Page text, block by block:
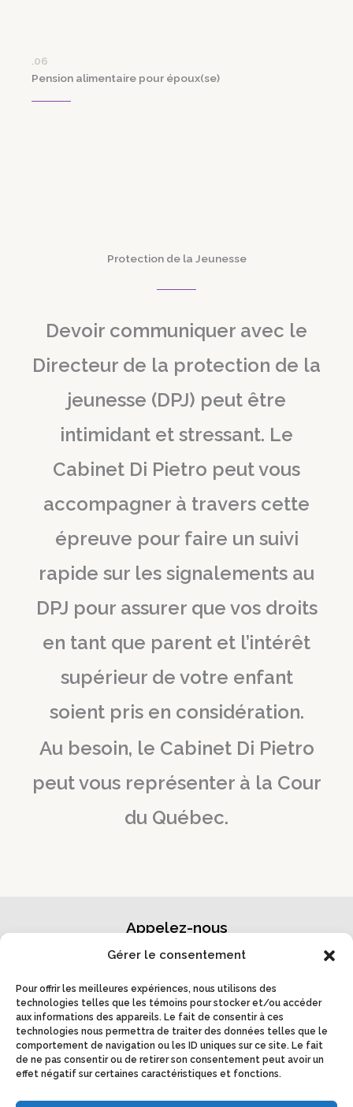
Gérer le consentement
Pour offrir les meilleures expériences, nous utilisons des
technologies telles que les témoins pour stocker et/ou accéder
aux informations des appareils. Le fait de consentir à ces
technologies nous permettra de traiter des données telles que le
comportement de navigation ou les ID uniques sur ce site. Le fait
de ne pas consentir ou de retirer son consentement peut avoir un
effet négatif sur certaines caractéristiques et fonctions.
.06
Pension alimentaire pour époux(se)
Protection de la Jeunesse
Devoir communiquer avec le
Directeur de la protection de la
jeunesse (DPJ) peut être
intimidant et stressant. Le
Cabinet Di Pietro peut vous
accompagner à travers cette
épreuve pour faire un suivi
rapide sur les signalements au
DPJ pour assurer que vos droits
en tant que parent et l’intérêt
supérieur de votre enfant
soient pris en considération.
Au besoin, le Cabinet Di Pietro
peut vous représenter à la Cour
du Québec.
Appelez-nous
514-241-7685
Facebook
LinkedIn
Visitez-nous
5200 boulevard des Laurentides, Bureau #200
Laval, Québec, H7K 2J8